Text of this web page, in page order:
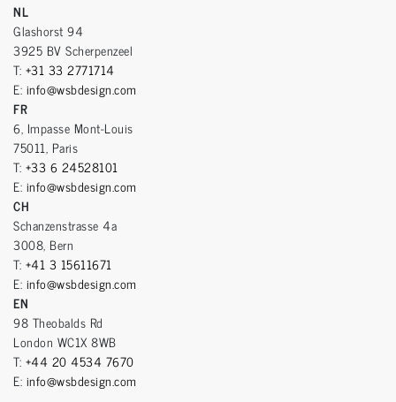
NL
Glashorst 94
3925 BV Scherpenzeel
T: +31 33 2771714
E: info@wsbdesign.com
FR
6, Impasse Mont-Louis
75011, Paris
T: +33 6 24528101
E: info@wsbdesign.com
CH
Schanzenstrasse 4a
3008, Bern
T: +41 3 15611671
E: info@wsbdesign.com
EN
98 Theobalds Rd
London WC1X 8WB
T: +44 20 4534 7670
E: info@wsbdesign.com